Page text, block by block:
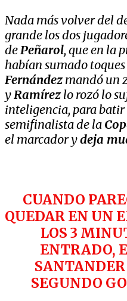
Nada más volver del
grande los dos
de Peñarol, que en la
habían sumado
Fernándezmandó un
y Ramírezlo rozó lo
inteligencia, para batir
semifinalista de la
el marcador ydeja
CUANDO
QUEDAR EN UN
LOS 3
ENTRADO,
SEGUNDO